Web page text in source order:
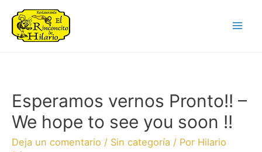
Esperamos vernos Pronto!! –
We hope to see you soon !!
Deja un comentario / Sin categoría / Por Hilario